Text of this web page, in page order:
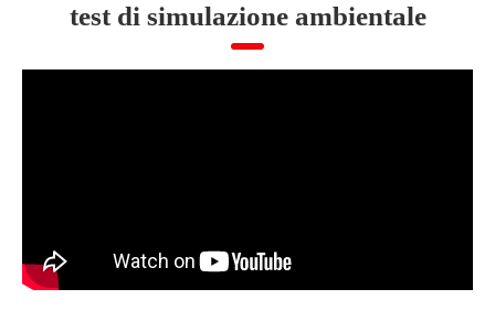
test di simulazione ambientale